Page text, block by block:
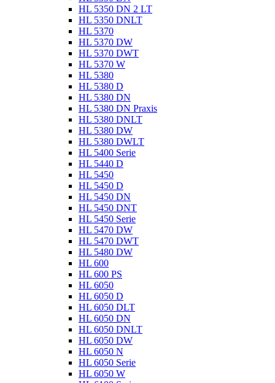
HL 5350 DN 2 LT
HL 5350 DNLT
HL 5370
HL 5370 DW
HL 5370 DWT
HL 5370 W
HL 5380
HL 5380 D
HL 5380 DN
HL 5380 DN Praxis
HL 5380 DNLT
HL 5380 DW
HL 5380 DWLT
HL 5400 Serie
HL 5440 D
HL 5450
HL 5450 D
HL 5450 DN
HL 5450 DNT
HL 5450 Serie
HL 5470 DW
HL 5470 DWT
HL 5480 DW
HL 600
HL 600 PS
HL 6050
HL 6050 D
HL 6050 DLT
HL 6050 DN
HL 6050 DNLT
HL 6050 DW
HL 6050 N
HL 6050 Serie
HL 6050 W